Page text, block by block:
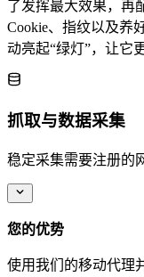
了发挥最大效果，
Cookie、指纹以及养
动亮起“绿灯”，让它
抓取与数据采集
稳定采集需要注册的
您的优势
使用我们的移动代理